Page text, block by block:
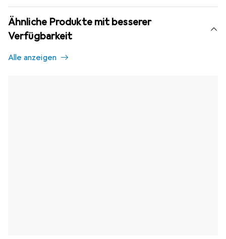
Ähnliche Produkte mit besserer
Verfügbarkeit
Alle anzeigen